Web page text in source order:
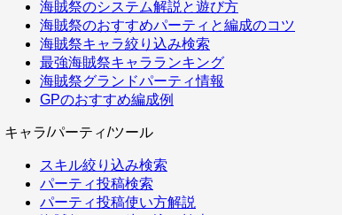
海賊祭のシステム解説と遊び方
海賊祭のおすすめパーティと編成のコツ
海賊祭キャラ絞り込み検索
最強海賊祭キャラランキング
海賊祭グランドパーティ情報
GPのおすすめ編成例
キャラ/パーティ/ツール
スキル絞り込み検索
パーティ投稿検索
パーティ投稿使い方解説